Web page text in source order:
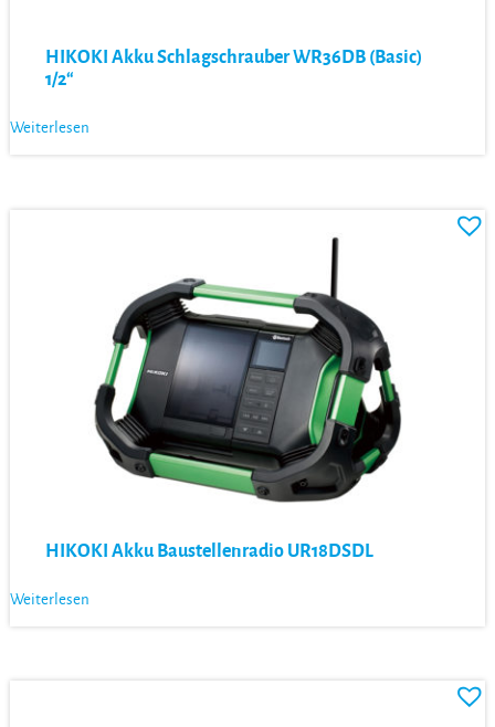
HIKOKI Akku Schlagschrauber WR36DB (Basic)
1/2“
Weiterlesen
HIKOKI Akku Baustellenradio UR18DSDL
Weiterlesen